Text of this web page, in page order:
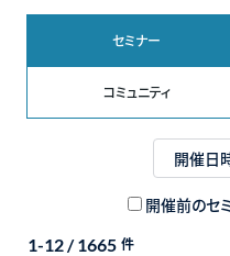
セミナー
コミュニティ
開催前のセ
1-12 / 1665 件